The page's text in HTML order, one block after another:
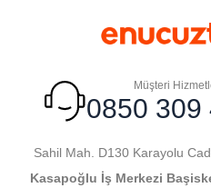
Müşteri
0850 309
Sahil Mah. D130 Karayolu
Kasapoğlu İş Merkezi